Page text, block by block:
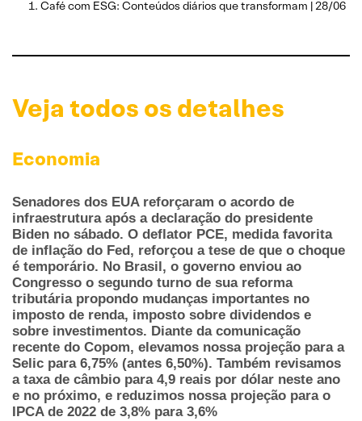
Café com ESG: Conteúdos diários que transformam | 28/06
Veja todos os detalhes
Economia
Senadores dos EUA reforçaram o acordo de
infraestrutura após a declaração do presidente
Biden no sábado. O deflator PCE, medida favorita
de inflação do Fed, reforçou a tese de que o choque
é temporário. No Brasil, o governo enviou ao
Congresso o segundo turno de sua reforma
tributária propondo mudanças importantes no
imposto de renda, imposto sobre dividendos e
sobre investimentos. Diante da comunicação
recente do Copom, elevamos nossa projeção para a
Selic para 6,75% (antes 6,50%). Também revisamos
a taxa de câmbio para 4,9 reais por dólar neste ano
e no próximo, e reduzimos nossa projeção para o
IPCA de 2022 de 3,8% para 3,6%